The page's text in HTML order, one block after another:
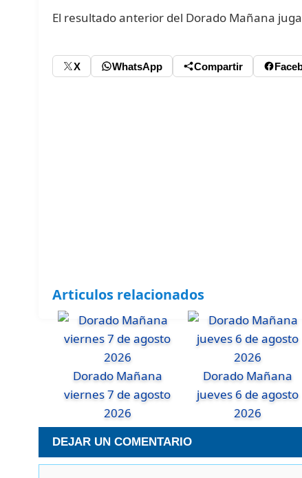
El resultado anterior del Dorado Mañana
X WhatsApp Compartir
Articulos relacionados
Dorado Mañana
viernes 7 de agosto
2026
Dorado Mañana
jueves 6 de agosto
2026
DEJAR UN COMENTARIO